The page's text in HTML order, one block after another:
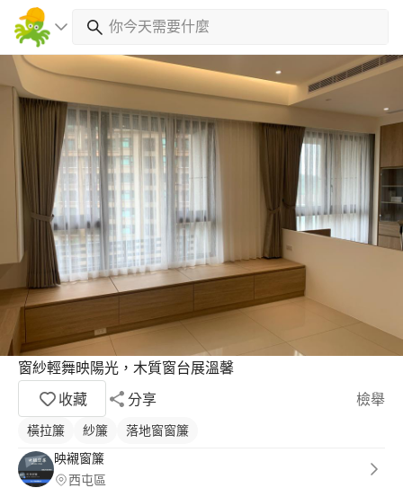
窗紗輕舞映陽光，木質窗台展溫馨
收藏
分享 檢舉
橫拉簾 紗簾
落地窗窗簾
映襯窗簾
西屯區